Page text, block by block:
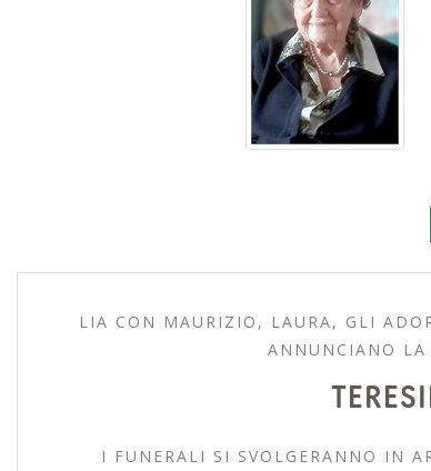
LIA CON MAURIZIO, LAURA, GLI
ANNUNCIANO LA
I FUNERALI SI SVOLGERANNO IN